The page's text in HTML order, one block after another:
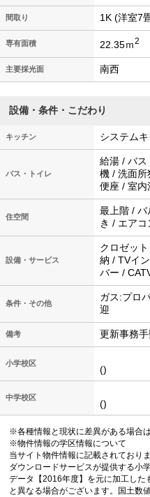
間取り 1K (洋室7
専有面積 22.35ｍ2
主要採光面 南西
設備・条件・こだわり
キッチン システム
バス・トイレ
給湯 / バス
機 / 洗面所
便座 / 室内
住空間
最上階 / バ
き / エアコ
設備・サービス
クロゼッ
納 / TVイ
バー /
条件・その他
ガス:プロ
迎
備考 更新事務
小学校区
()
中学校区
()
※各種情報と現状に差異がある場合
※物件情報の学区情報について
当サイト物件情報に記載されており
ダウンロードサービスが提供する小
データ【2016年度】を元に加工し
と異なる場合がございます。国土数